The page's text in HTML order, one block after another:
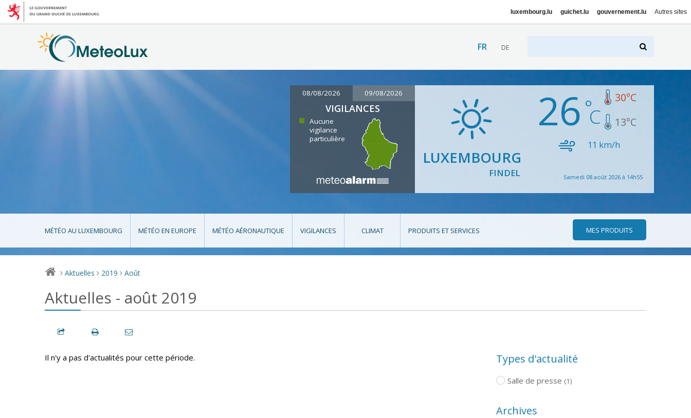
luxembourg.lu guichet.lu gouvernement.lu Autres sites
FR DE
08/08/2026 09/08/2026
VIGILANCES
Aucune
vigilance
particulière
LUXEMBOURG
FINDEL
26 30°C
13°C
11 km/h
Samedi 08 août 2026 à 14h55
MÉTÉO AU LUXEMBOURG MÉTÉO EN EUROPE MÉTÉO AÉRONAUTIQUE VIGILANCES CLIMAT PRODUITS ET SERVICES MES PRODUITS
> Aktuelles > 2019 > Août
Aktuelles - août 2019
Il n'y a pas d'actualités pour cette période. Types d'actualité
Salle de presse (1)
Archives